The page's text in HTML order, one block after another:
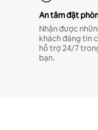
An tâm đặt
Nhận được
khách đáng tin
hỗ trợ 24/7
bạn.